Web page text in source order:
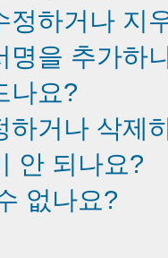
정하거나 지
명을 추가하
나요?
하거나 삭제
안 되나요?
없나요?